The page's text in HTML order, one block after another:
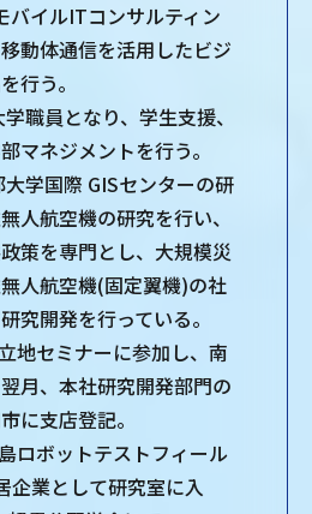
バイルITコンサルティン
動体通信を活用したビジ
行う。
職員となり、学生支援、
マネジメントを行う。
学国際 GISセンターの研
人航空機の研究を行い、
策を専門とし、大規模災
人航空機(固定翼機)の社
究開発を行っている。
地セミナーに参加し、南
月、本社研究開発部門の
に支店登記。
ロボットテストフィール
企業として研究室に入